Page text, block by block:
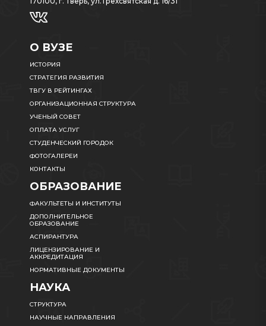
О ВУЗЕ
ИСТОРИЯ
СТРАТЕГИЯ РАЗВИТИЯ
ТВГУ В РЕЙТИНГАХ
ОРГАНИЗАЦИОННАЯ СТРУКТУРА
УЧЕНЫЙ СОВЕТ
ОПЛАТА УСЛУГ
СТУДЕНЧЕСКИЙ ГОРОДОК
ФОТОГАЛЕРЕИ
КОНТАКТЫ
ОБРАЗОВАНИЕ
ФАКУЛЬТЕТЫ И ИНСТИТУТЫ
ДОПОЛНИТЕЛЬНОЕ
ОБРАЗОВАНИЕ
АСПИРАНТУРА
ЛИЦЕНЗИРОВАНИЕ И
АККРЕДИТАЦИЯ
НОРМАТИВНЫЕ ДОКУМЕНТЫ
НАУКА
СТРУКТУРА
НАУЧНЫЕ НАПРАВЛЕНИЯ